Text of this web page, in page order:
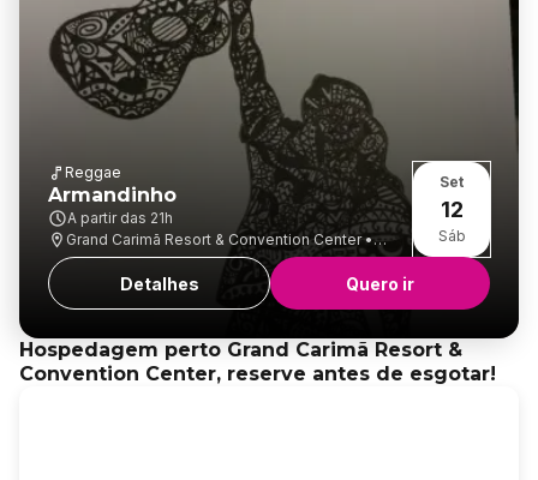
Reggae
Armandinho
A partir das 21h
Grand Carimã Resort & Convention Center •
Carimã
Set
12
Sáb
Detalhes Quero ir
Hospedagem perto Grand Carimã Resort &
Convention Center, reserve antes de esgotar!